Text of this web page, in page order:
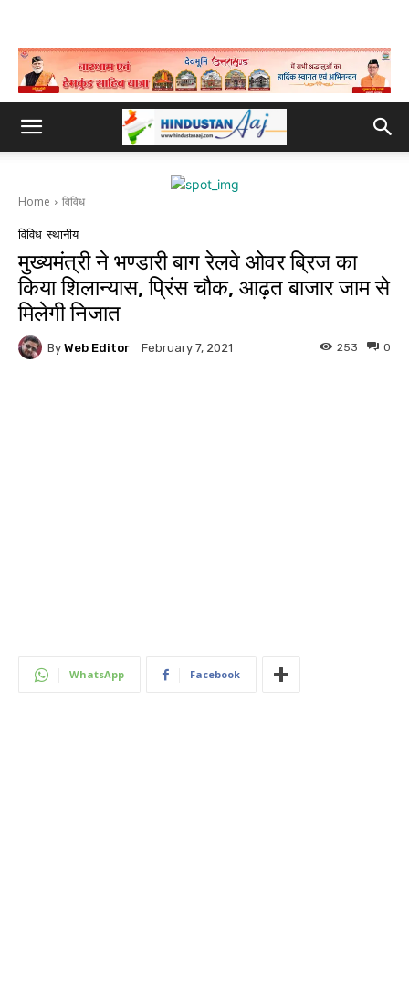
Home विविध
विविध स्थानीय
मुख्यमंत्री ने भण्डारी बाग रेलवे ओवर ब्रिज का
किया शिलान्यास, प्रिंस चौक, आढ़त बाजार जाम से
मिलेगी निजात
By Web Editor February 7, 2021 0
253
WhatsApp Facebook